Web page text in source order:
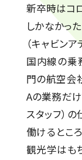
新卒時はコ
しかなかっ
（キャビン
国内線の乗
門の航空会
Aの業務だけ
スタッフ）
働けるとこ
観光学はも